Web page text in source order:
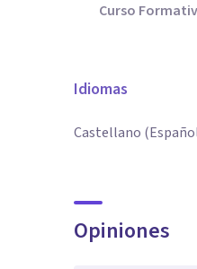
Curso
Idiomas
Castellano
Opiniones